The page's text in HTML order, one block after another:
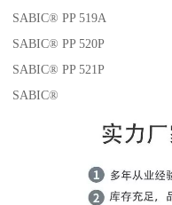
SABIC® PP 519A
SABIC® PP 520P
SABIC® PP 521P